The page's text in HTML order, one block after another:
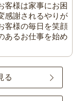
客様は家事にお困
感謝されるやりが
客様の毎日を笑顔
あるお仕事を始め
る